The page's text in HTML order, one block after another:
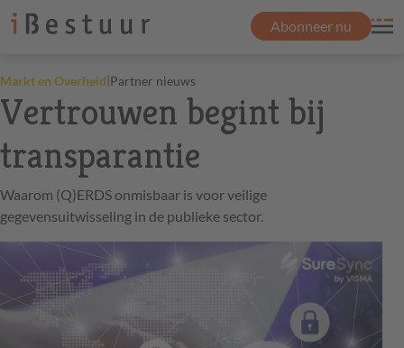
Abonneer nu
Markt en Overheid|Partner nieuws
Vertrouwen begint bij
transparantie
Waarom (Q)ERDS onmisbaar is voor veilige
gegevensuitwisseling in de publieke sector.